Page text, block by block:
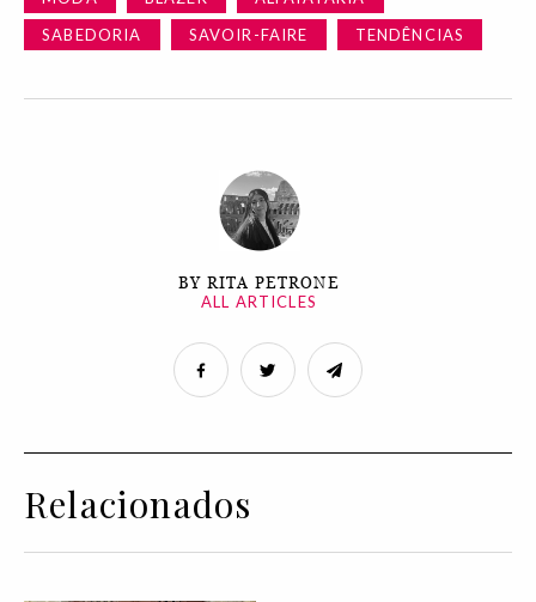
SABEDORIA
SAVOIR-FAIRE TENDÊNCIAS
BY RITA PETRONE
ALL ARTICLES
Relacionados